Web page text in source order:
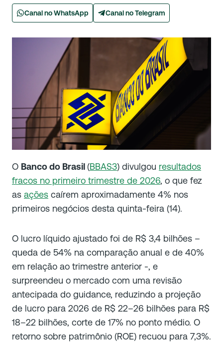
Canal no WhatsApp Canal no Telegram
O Banco do Brasil(BBAS3) divulgou resultados
fracos no primeiro trimestre de 2026, o que fez
as ações caírem aproximadamente 4% nos
primeiros negócios desta quinta-feira (14).
O lucro líquido ajustado foi de R$ 3,4 bilhões –
queda de 54% na comparação anual e de 40%
em relação ao trimestre anterior -, e
surpreendeu o mercado com uma revisão
antecipada do guidance, reduzindo a projeção
de lucro para 2026 de R$ 22–26 bilhões para R$
18–22 bilhões, corte de 17% no ponto médio. O
retorno sobre patrimônio (ROE) recuou para 7,3%.